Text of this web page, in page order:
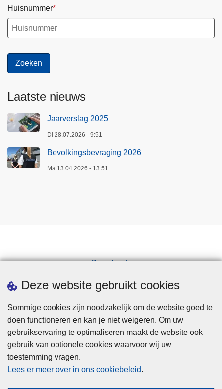
Deze website gebruikt cookies
Sommige cookies zijn noodzakelijk om de website goed te
doen functioneren en kan je niet weigeren. Om uw
gebruikservaring te optimaliseren maakt de website ook
gebruik van optionele cookies waarvoor wij uw
toestemming vragen.
Lees er meer over in ons cookiebeleid.
Huisnummer
Laatste nieuws
Jaarverslag 2025
Di 28.07.2026 - 9:51
Bevolkingsbevraging 2026
Ma 13.04.2026 - 13:51
Downloads
Pers
Privacy